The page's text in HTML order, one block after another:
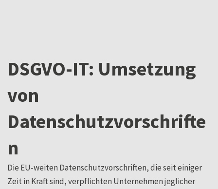
DSGVO-IT: Umsetzung
von
Datenschutzvorschrifte
n
Die EU-weiten Datenschutzvorschriften, die seit einiger
Zeit in Kraft sind, verpflichten Unternehmen jeglicher